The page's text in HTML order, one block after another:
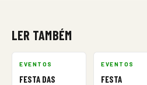
LER TAMBÉM
EVENTOS
FESTA DAS
EVENTOS
FESTA